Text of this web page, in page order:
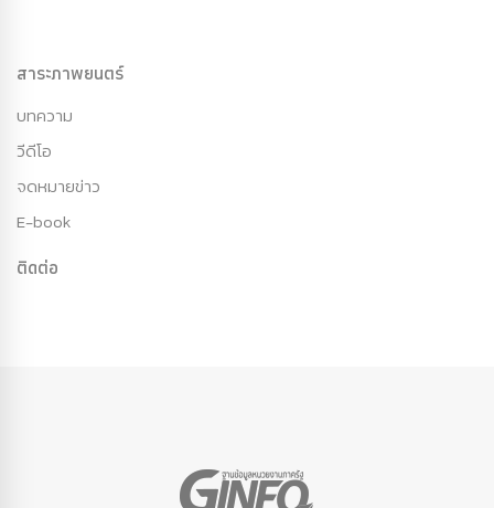
สาระภาพยนตร์
บทความ
วีดีโอ
จดหมายข่าว
E-book
ติดต่อ